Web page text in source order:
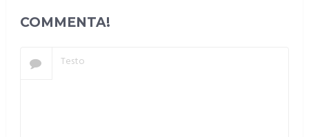
COMMENTA!